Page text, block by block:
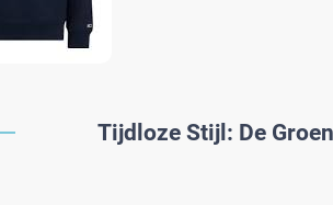
Tijdloze Stijl: De